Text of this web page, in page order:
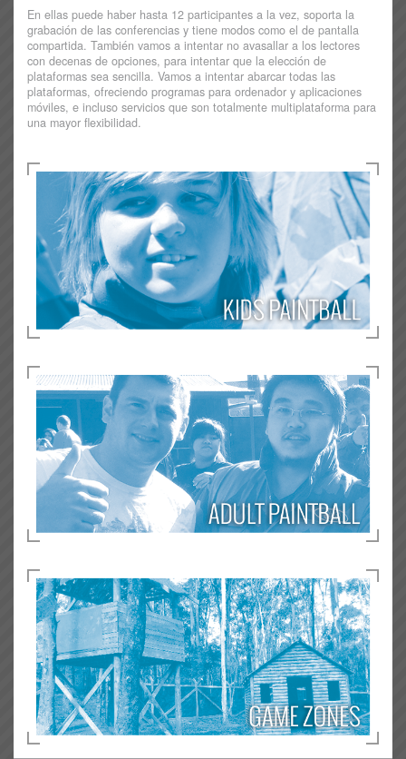
En ellas puede haber hasta 12 participantes a la vez, soporta la
grabación de las conferencias y tiene modos como el de pantalla
compartida. También vamos a intentar no avasallar a los lectores
con decenas de opciones, para intentar que la elección de
plataformas sea sencilla. Vamos a intentar abarcar todas las
plataformas, ofreciendo programas para ordenador y aplicaciones
móviles, e incluso servicios que son totalmente multiplataforma para
una mayor flexibilidad.